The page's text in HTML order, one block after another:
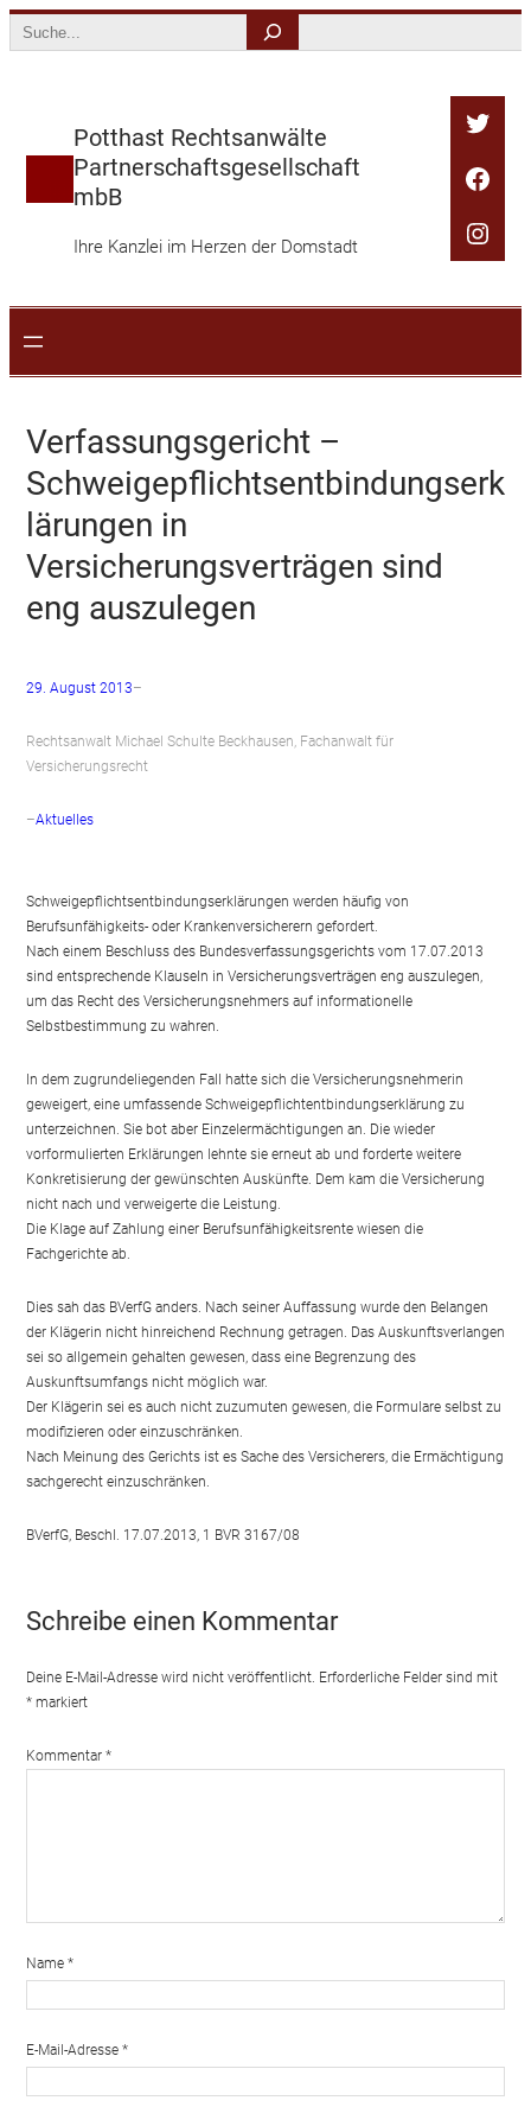
Search
Potthast Rechtsanwälte
Partnerschaftsgesellschaft
mbB
Ihre Kanzlei im Herzen der Domstadt
Verfassungsgericht –
Schweigepflichtsentbindungserk
lärungen in
Versicherungsverträgen sind
eng auszulegen
29. August 2013–
Rechtsanwalt Michael Schulte Beckhausen, Fachanwalt für
Versicherungsrecht
–Aktuelles
Schweigepflichtsentbindungserklärungen werden häufig von
Berufsunfähigkeits- oder Krankenversicherern gefordert.
Nach einem Beschluss des Bundesverfassungsgerichts vom 17.07.2013
sind entsprechende Klauseln in Versicherungsverträgen eng auszulegen,
um das Recht des Versicherungsnehmers auf informationelle
Selbstbestimmung zu wahren.
In dem zugrundeliegenden Fall hatte sich die Versicherungsnehmerin
geweigert, eine umfassende Schweigepflichtentbindungserklärung zu
unterzeichnen. Sie bot aber Einzelermächtigungen an. Die wieder
vorformulierten Erklärungen lehnte sie erneut ab und forderte weitere
Konkretisierung der gewünschten Auskünfte. Dem kam die Versicherung
nicht nach und verweigerte die Leistung.
Die Klage auf Zahlung einer Berufsunfähigkeitsrente wiesen die
Fachgerichte ab.
Dies sah das BVerfG anders. Nach seiner Auffassung wurde den Belangen
der Klägerin nicht hinreichend Rechnung getragen. Das Auskunftsverlangen
sei so allgemein gehalten gewesen, dass eine Begrenzung des
Auskunftsumfangs nicht möglich war.
Der Klägerin sei es auch nicht zuzumuten gewesen, die Formulare selbst zu
modifizieren oder einzuschränken.
Nach Meinung des Gerichts ist es Sache des Versicherers, die Ermächtigung
sachgerecht einzuschränken.
BVerfG, Beschl. 17.07.2013, 1 BVR 3167/08
Schreibe einen Kommentar
Deine E-Mail-Adresse wird nicht veröffentlicht. Erforderliche Felder sind mit
*markiert
Kommentar *
Name *
E-Mail-Adresse *